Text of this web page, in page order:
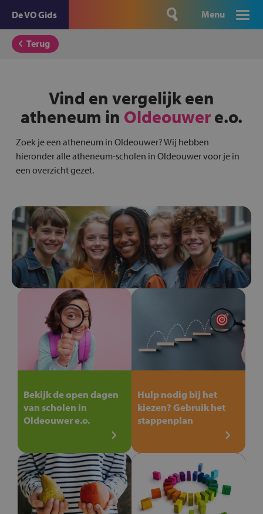
De VO Gids Menu
Terug
Vind en vergelijk een
atheneum in Oldeouwere.o.
Zoek je een atheneum in Oldeouwer? Wij hebben
hieronder alle atheneum-scholen in Oldeouwer voor je in
een overzicht gezet.
Bekijk de open dagen
van scholen in
Oldeouwer e.o.
Hulp nodig bij het
kiezen? Gebruik het
stappenplan